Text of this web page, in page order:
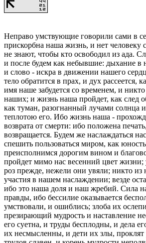
Неправо умствующие говорили сами в
прискорбна наша жизнь, и нет человеку
не знают, чтобы кто освободил из ада.
и после будем как небывшие: дыхание в
и слово - искра в движении нашего
тело обратится в прах, и дух рассеется,
имя наше забудется со временем, и
наших; и жизнь наша пройдет, как след
как туман, разогнанный лучами солнца
теплотою его. Ибо жизнь наша -
возврата от смерти: ибо положена
возвращается. Будем же наслаждаться
спешить пользоваться миром, как
преисполнимся дорогим вином и
пройдет мимо нас весенний цвет жизни;
роз прежде, нежели они увяли; никто из
участия в нашем наслаждении; везде
ибо это наша доля и наш жребий. Сила
правды, ибо бессилие оказывается
умствовали, и ошиблись; злоба их
презирающий мудрость и наставление
его суетна, и труды бесплодны, и дела
их несмысленны, и дети их злы,